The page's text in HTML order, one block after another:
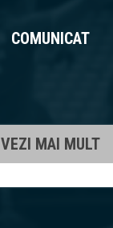
COMUNICAT
VEZI MAI MULT